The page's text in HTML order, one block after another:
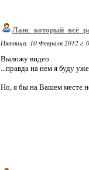
Пятница, 10 Февраля 2012 г.
Выложу видео.
...правда на нем я буду
Но, я бы на Вашем месте